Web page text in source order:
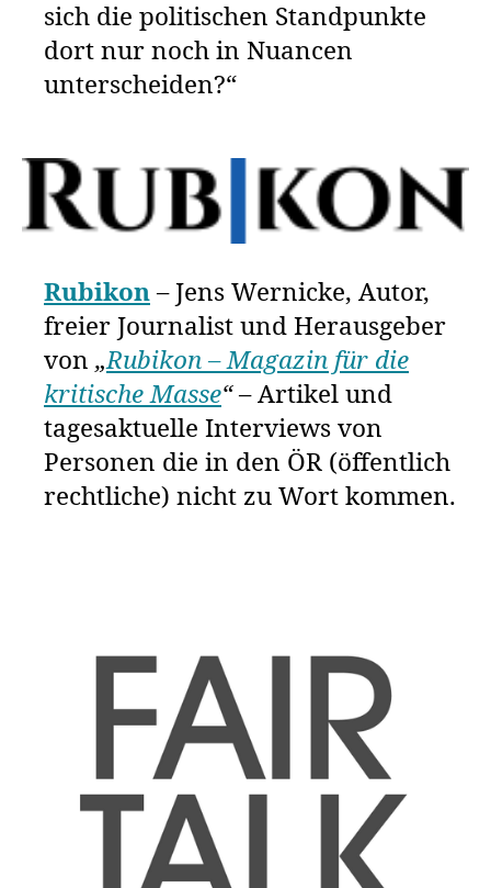
sich die politischen Standpunkte
dort nur noch in Nuancen
unterscheiden?“
Rubikon – Jens Wernicke, Autor,
freier Journalist und Herausgeber
von „Rubikon – Magazin für die
kritische Masse“– Artikel und
tagesaktuelle Interviews von
Personen die in den ÖR (öffentlich
rechtliche) nicht zu Wort kommen.